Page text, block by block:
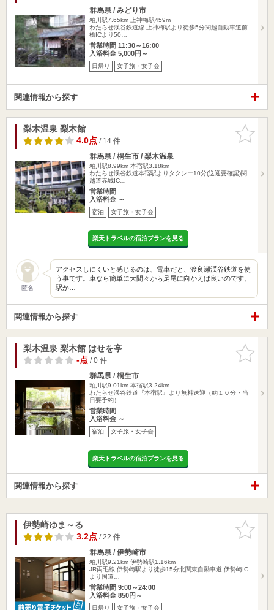
群馬県 / みどり市
粕川駅7.65km
上神梅駅459m
わたらせ渓谷鉄道線 上神梅駅より徒歩5分関越自動車道前
橋ICより50…
営業時間 11:30～16:00
入浴料金 5,000円～
日帰り 女子旅・女子会
関連情報から探す
お気に入
りに追加
梨木温泉 梨木館
4.0点/ 14 件
群馬県 / 桐生市 / 梨木温泉
粕川駅8.99km 本宿駅3.18km
わたらせ渓谷鉄道本宿駅よりタクシー10分(送迎要確認)関
越道赤城IC…
営業時間
入浴料金 ～
宿泊 女子旅・女子会
楽天トラベルの宿泊プランを見る
匿名
アクセスしにくいと感じるのは、電車だと、渡良瀬渓谷鉄道を使
う事です。車なら簡単に大間々から足尾に向かえば良いのです。
駅か…
関連情報から探す
お気に入
りに追加
梨木温泉 梨木館 はせを亭
-点/ 0 件
群馬県 / 桐生市
粕川駅9.01km 本宿駅3.24km
わたらせ渓谷鉄道『本宿駅』より無料送迎（約１０分・当
日要予約）
営業時間
入浴料金 ～
宿泊 女子旅・女子会
楽天トラベルの宿泊プランを見る
関連情報から探す
お気に入
りに追加
伊勢崎ゆま～る
3.2点/ 22 件
群馬県 / 伊勢崎市
粕川駅9.21km 伊勢崎駅1.16km
JR両毛線 伊勢崎駅より徒歩15分北関東自動車道 伊勢崎IC
より国道…
営業時間 9:00～24:00
入浴料金 850円～
日帰り 女子旅・女子会